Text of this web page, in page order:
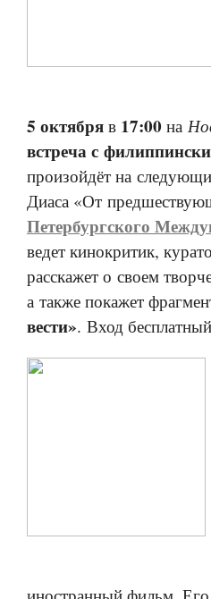
5 октября в 17:00 на
встреча с
произойдёт на
Диаса «От
Петербургского
ведет кинокритик,
расскажет о своем
а также покажет
вести». Вход